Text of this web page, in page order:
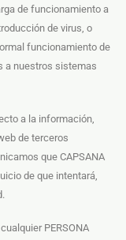
de funcionamiento a
de virus, o
funcionamiento de
a nuestros sistemas
a la información,
de terceros
que CAPSANA
de que intentará,
PERSONA